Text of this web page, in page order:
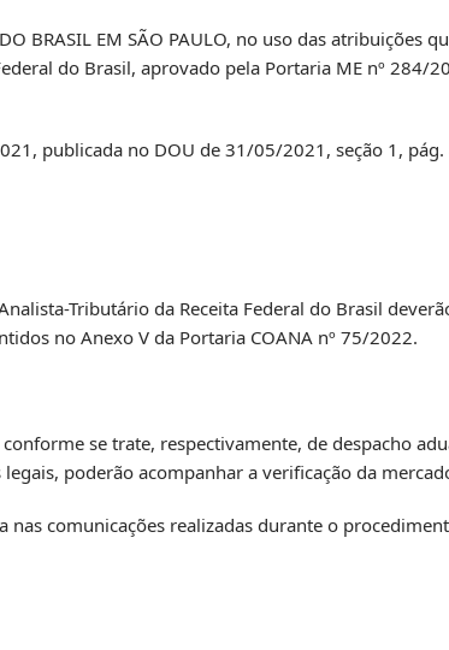
DO BRASIL EM SÃO PAULO, no uso das
do Brasil, aprovado pela Portaria ME nº 284/
publicada no DOU de 31/05/2021, seção 1,
Tributário da Receita Federal do Brasil
no Anexo V da Portaria COANA nº 75/2022.
se trate, respectivamente, de despacho
poderão acompanhar a verificação da
comunicações realizadas durante o